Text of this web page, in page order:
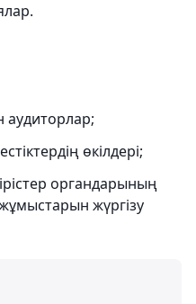
аудиторлар;
өкілдері;
органдарының
жүргізу